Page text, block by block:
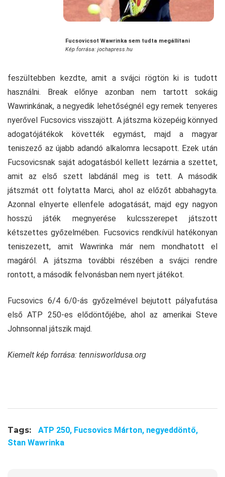
Fucsovicsot Wawrinka sem tudta megállítani
Kép forrása: jochapress.hu
feszültebben kezdte, amit a svájci rögtön ki is tudott
használni. Break előnye azonban nem tartott sokáig
Wawrinkának, a negyedik lehetőségnél egy remek tenyeres
nyerővel Fucsovics visszajött. A játszma közepéig könnyed
adogatójátékok követték egymást, majd a magyar
teniszező az újabb adandó alkalomra lecsapott. Ezek után
Fucsovicsnak saját adogatásból kellett lezárnia a szettet,
amit az első szett labdánál meg is tett. A második
játszmát ott folytatta Marci, ahol az előzőt abbahagyta.
Azonnal elnyerte ellenfele adogatását, majd egy nagyon
hosszú játék megnyerése kulcsszerepet játszott
kétszettes győzelmében. Fucsovics rendkívül hatékonyan
teniszezett, amit Wawrinka már nem mondhatott el
magáról. A játszma további részében a svájci rendre
rontott, a második felvonásban nem nyert játékot.
Fucsovics 6/4 6/0-ás győzelmével bejutott pályafutása
első ATP 250-es elődöntőjébe, ahol az amerikai Steve
Johnsonnal játszik majd.
Kiemelt kép forrása: tennisworldusa.org
Tags: ATP 250, Fucsovics Márton, negyeddöntő,
Stan Wawrinka